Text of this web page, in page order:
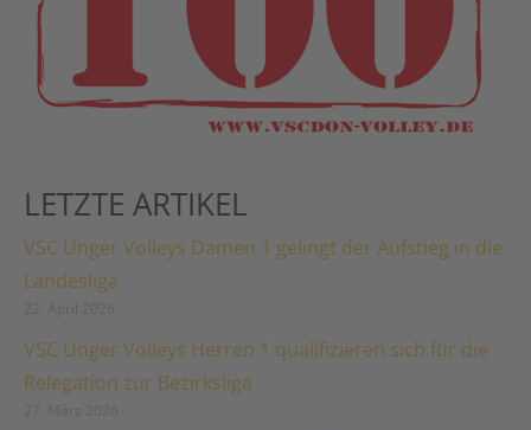
LETZTE ARTIKEL
VSC Unger Volleys Damen 1 gelingt der Aufstieg in die
Landesliga
VSC Unger Volleys Herren 1 qualifizieren sich für die
Relegation zur Bezirksliga